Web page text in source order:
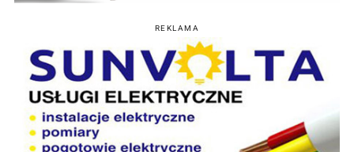
REKLAMA